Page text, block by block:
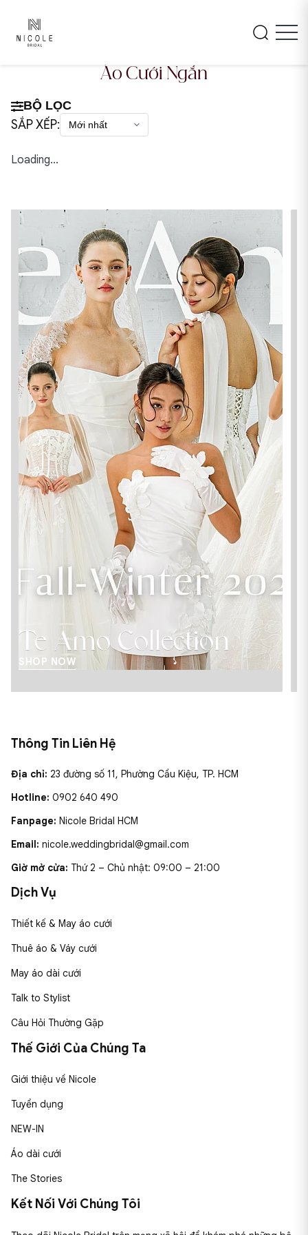
Áo Cưới Ngắn
BỘ LỌC
SẮP XẾP:
Loading...
Over The
SHOP NOW
Thông Tin Liên Hệ
Địa chỉ: 23 đường số 11, Phường Cầu Kiệu, TP. HCM
Hotline: 0902 640 490
Fanpage: Nicole Bridal HCM
Email: nicole.weddingbridal@gmail.com
Giờ mở cửa: Thứ 2 – Chủ nhật: 09:00 – 21:00
Dịch Vụ
Thiết kế & May áo cưới
Thuê áo & Váy cưới
May áo dài cưới
Talk to Stylist
Câu Hỏi Thường Gặp
Thế Giới Của Chúng Ta
Giới thiệu về Nicole
Tuyển dụng
NEW-IN
Áo dài cưới
The Stories
Kết Nối Với Chúng Tôi